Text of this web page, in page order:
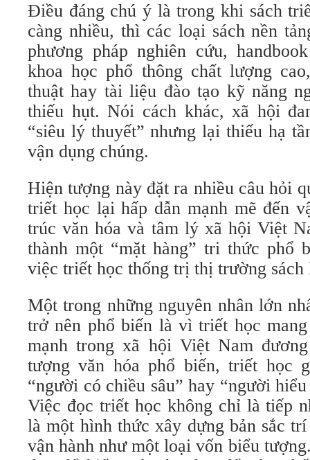
Điều đáng chú ý là trong khi sách
càng nhiều, thì các loại sách nền
phương pháp nghiên cứu,
khoa học phổ thông chất lượng
thuật hay tài liệu đào tạo kỹ năng
thiếu hụt. Nói cách khác, xã hội
“siêu lý thuyết” nhưng lại thiếu hạ
vận dụng chúng.
Hiện tượng này đặt ra nhiều câu hỏi
triết học lại hấp dẫn mạnh mẽ đến
trúc văn hóa và tâm lý xã hội Việt
thành một “mặt hàng” tri thức phổ
việc triết học thống trị thị trường sách
Một trong những nguyên nhân lớn
trở nên phổ biến là vì triết học
mạnh trong xã hội Việt Nam
tượng văn hóa phổ biến, triết học
“người có chiều sâu” hay “người
Việc đọc triết học không chỉ là tiếp
là một hình thức xây dựng bản sắc
vận hành như một loại vốn biểu